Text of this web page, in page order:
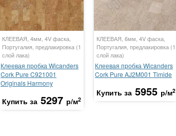
КЛЕЕВАЯ, 4мм, 4V фаска,
Португалия, предлакировка (1
слой лака)
Клеевая пробка Wicanders
Cork Pure C921001
Originals Harmony
Купить за 5297 р/м2
КЛЕЕВАЯ, 6мм, 4V фаска,
Португалия, предлакировка (1
слой лака)
Клеевая пробка Wicanders
Cork Pure AJ2M001 Timide
Купить за 5955 р/м2